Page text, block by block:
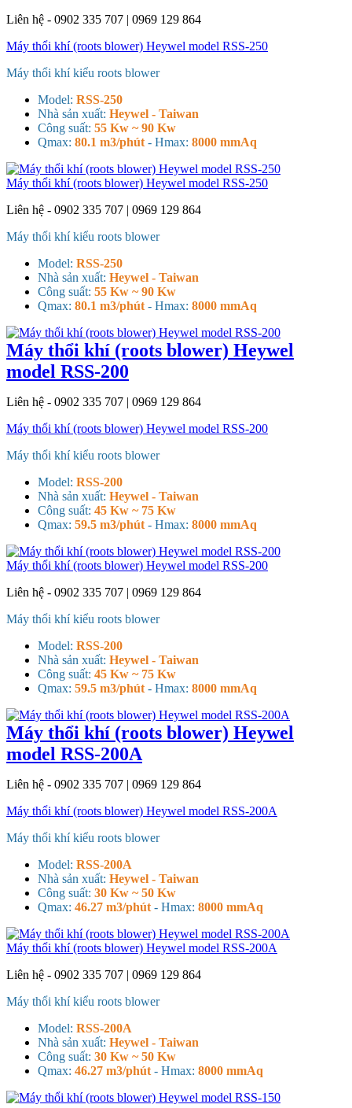
Liên hệ - 0902 335 707 | 0969 129 864
Máy thổi khí (roots blower) Heywel model RSS-250
Máy thổi khí kiểu roots blower
Model: RSS-250
Nhà sản xuất: Heywel - Taiwan
Công suất: 55 Kw ~ 90 Kw
Qmax: 80.1 m3/phút - Hmax: 8000 mmAq
Máy thổi khí (roots blower) Heywel model RSS-250
Liên hệ - 0902 335 707 | 0969 129 864
Máy thổi khí kiểu roots blower
Model: RSS-250
Nhà sản xuất: Heywel - Taiwan
Công suất: 55 Kw ~ 90 Kw
Qmax: 80.1 m3/phút - Hmax: 8000 mmAq
Máy thổi khí (roots blower) Heywel
model RSS-200
Liên hệ - 0902 335 707 | 0969 129 864
Máy thổi khí (roots blower) Heywel model RSS-200
Máy thổi khí kiểu roots blower
Model: RSS-200
Nhà sản xuất: Heywel - Taiwan
Công suất: 45 Kw ~ 75 Kw
Qmax: 59.5 m3/phút - Hmax: 8000 mmAq
Máy thổi khí (roots blower) Heywel model RSS-200
Liên hệ - 0902 335 707 | 0969 129 864
Máy thổi khí kiểu roots blower
Model: RSS-200
Nhà sản xuất: Heywel - Taiwan
Công suất: 45 Kw ~ 75 Kw
Qmax: 59.5 m3/phút - Hmax: 8000 mmAq
Máy thổi khí (roots blower) Heywel
model RSS-200A
Liên hệ - 0902 335 707 | 0969 129 864
Máy thổi khí (roots blower) Heywel model RSS-200A
Máy thổi khí kiểu roots blower
Model: RSS-200A
Nhà sản xuất: Heywel - Taiwan
Công suất: 30 Kw ~ 50 Kw
Qmax: 46.27 m3/phút - Hmax: 8000 mmAq
Máy thổi khí (roots blower) Heywel model RSS-200A
Liên hệ - 0902 335 707 | 0969 129 864
Máy thổi khí kiểu roots blower
Model: RSS-200A
Nhà sản xuất: Heywel - Taiwan
Công suất: 30 Kw ~ 50 Kw
Qmax: 46.27 m3/phút - Hmax: 8000 mmAq